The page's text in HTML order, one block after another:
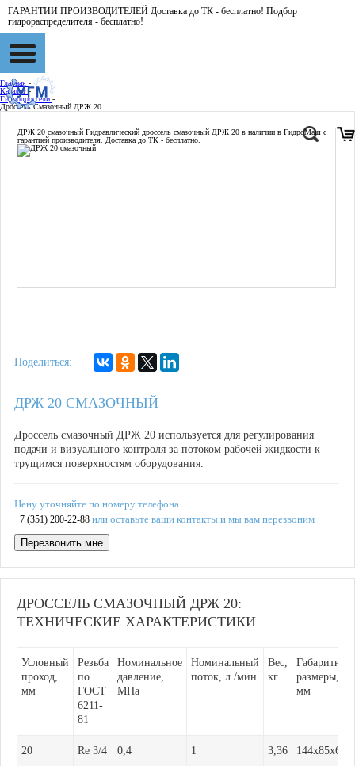
ГАРАНТИИ ПРОИЗВОДИТЕЛЕЙ Доставка до ТК - бесплатно! Подбор
гидрораспределителя - бесплатно!
Главная -
Каталог -
Гидродроссели -
Дроссель Смазочный ДРЖ 20
ДРЖ 20 смазочный Гидравлический дроссель смазочный ДРЖ 20 в наличии в ГидроМаш с
гарантией производителя. Доставка до ТК - бесплатно.
Поделиться:
ДРЖ 20 СМАЗОЧНЫЙ
Дроссель смазочный ДРЖ 20 используется для регулирования
подачи и визуального контроля за потоком рабочей жидкости к
трущимся поверхностям оборудования.
Цену уточняйте по номеру телефона
+7 (351) 200-22-88 или оставьте ваши контакты и мы вам перезвоним
Перезвонить мне
ДРОССЕЛЬ СМАЗОЧНЫЙ ДРЖ 20:
ТЕХНИЧЕСКИЕ ХАРАКТЕРИСТИКИ
Условный
проход,
мм
Резьба
по
ГОСТ
6211-
81
Номинальное
давление,
МПа
Номинальный
поток, л /мин
Вес,
кг
Габаритные
размеры,
мм
20 Re 3/4 0,4 1 3,36 144x85x68